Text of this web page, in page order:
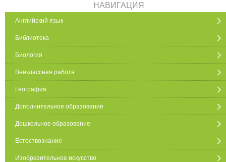
НАВИГАЦИЯ
Английский язык
Библиотека
Биология
Внеклассная работа
География
Дополнительное образование
Дошкольное образование
Естествознание
Изобразительное искусство